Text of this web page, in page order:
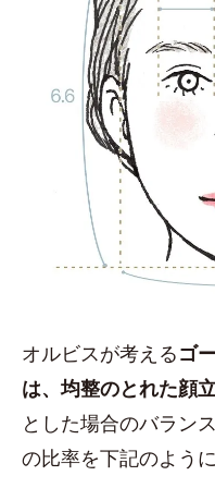
オルビスが考えるゴ
は、均整のとれた顔
とした場合のバラン
の比率を下記のよう